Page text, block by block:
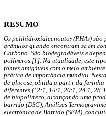
RESUMO
Os polihidroxialcanoatos (PHAs) são
grânulos quando encontram-se em
Carbono. São biodegradáveis e
polímeros [1]. Na atualidade, este
fontes amigáveis com o meio
prática de importância mundial.
de glucose, obtida a partir da farinha
diferentes (12:1, 16:1, 20:1, 24:1,
de biopolímero, alcançando uma
barrido (DSC), Análises
electrónica de Barrido (SEM),